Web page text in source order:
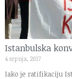
Istanbulska
4 srpnja, 2017
Iako je ratifikaciju